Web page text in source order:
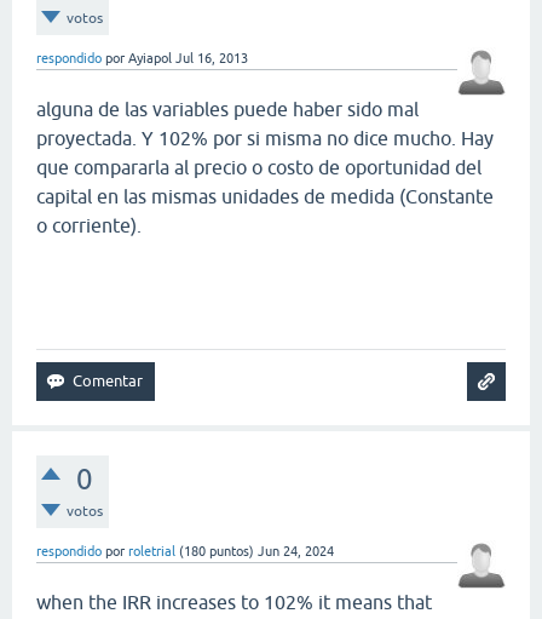
votos
respondido por Ayiapol Jul 16, 2013
alguna de las variables puede haber sido mal
proyectada. Y 102% por si misma no dice mucho. Hay
que compararla al precio o costo de oportunidad del
capital en las mismas unidades de medida (Constante
o corriente).
0
votos
respondido por roletrial (180 puntos) Jun 24, 2024
when the IRR increases to 102% it means that